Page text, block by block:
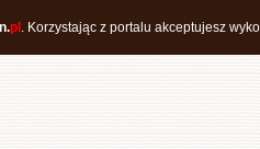
pl . Korzystając z portalu akceptujesz